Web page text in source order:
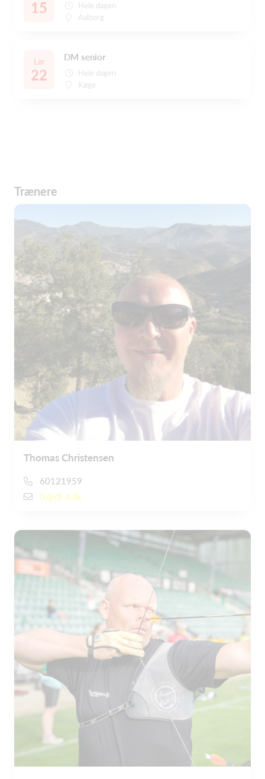
15
Hele dagen
Aalborg
Lør
22
DM senior
Hele dagen
Køge
Trænere
Thomas Christensen
60121959
tc@dj-d.dk